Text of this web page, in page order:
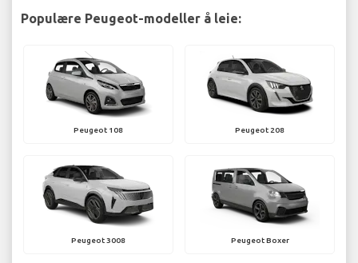
Populære Peugeot-modeller å leie:
Peugeot 108 Peugeot 208
Peugeot 3008 Peugeot Boxer